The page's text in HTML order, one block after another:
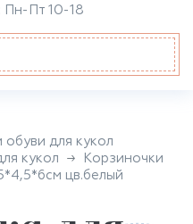
Пн-Пт 10-18
для кукол
кукол
Корзиночки
цв.белый